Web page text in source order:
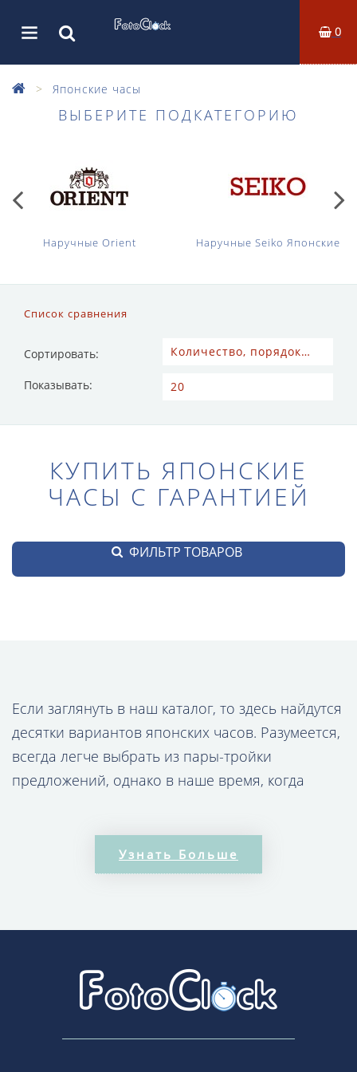
0
Японские часы
ВЫБЕРИТЕ ПОДКАТЕГОРИЮ
Наручные Orient Наручные Seiko Японские
Список сравнения
Сортировать:
Показывать:
КУПИТЬ ЯПОНСКИЕ
ЧАСЫ С ГАРАНТИЕЙ
ФИЛЬТР ТОВАРОВ
Если заглянуть в наш каталог, то здесь найдутся
десятки вариантов японских часов. Разумеется,
всегда легче выбрать из пары-тройки
предложений, однако в наше время, когда
собственный стиль и всячески его
подчёркивать, подобное обилие видов и типов
Orient, Seiko, Citizen, Q&Q – это не просто имена
собственные. Это синоним японского качества,
Узнать Больше